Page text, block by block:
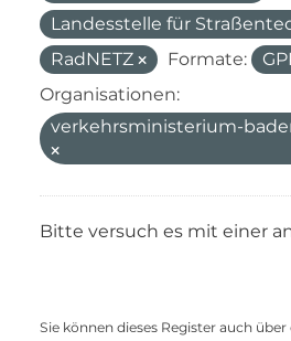
Landesstelle für
RadNETZ
Formate:
Organisationen:
verkehrsministerium-
Bitte versuch es mit einer
Sie können dieses Register auch über